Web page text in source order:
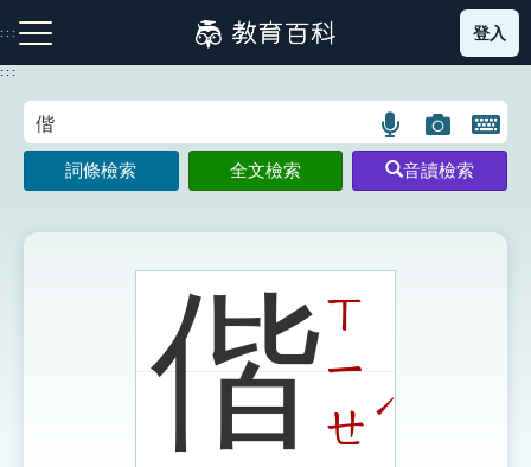
到
主
:::
注音索引圖示 筆畫索引圖示 部首索引表圖示
登入
:::
語
言
搜
示
圖
片
搜
開
鍵
圖
詞條檢索 全文檢索 音讀檢索
偕ㄒ
ㄧ
ㄝ
ˊ